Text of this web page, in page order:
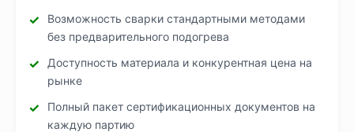
Возможность сварки стандартными методами
без предварительного подогрева
Доступность материала и конкурентная цена на
рынке
Полный пакет сертификационных документов на
каждую партию